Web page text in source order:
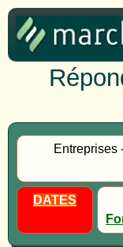
Entreprises
DATES